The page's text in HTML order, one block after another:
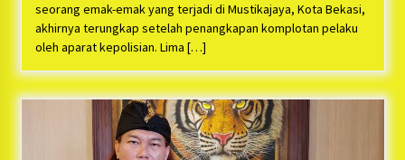
Ketua Umum Jurpala KOSMI Indonesia Gilang
Bayu Nugraha, S.H, Ucapkan Terimakasih Atas
Support Camat Kedungwaringin Memberikan
Logistik Ke Posko Jurpala Kosmi
1 tahun ago
Ucapan Terimakasih Ketua Umum Jurpala
Indonesia dan KOSMI Indonesia Atas Respon
Cepat Polres Metro Bekasi dan Polsek Cikarang
Timur yang Tangkap Oknum Ormas Terkait
Pengusiran Pendirian Posko
1 tahun ago
seorang emak-emak yang terjadi di Mustikajaya, Kota Bekasi,
akhirnya terungkap setelah penangkapan komplotan pelaku
oleh aparat kepolisian. Lima […]